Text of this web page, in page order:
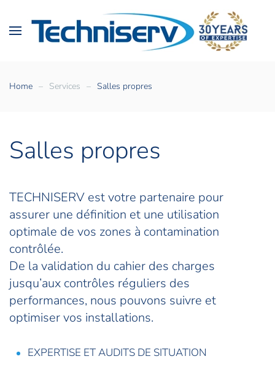
Home Services Salles propres
Salles propres
TECHNISERV est votre partenaire pour
assurer une définition et une utilisation
optimale de vos zones à contamination
contrôlée.
De la validation du cahier des charges
jusqu’aux contrôles réguliers des
performances, nous pouvons suivre et
optimiser vos installations.
EXPERTISE ET AUDITS DE SITUATION